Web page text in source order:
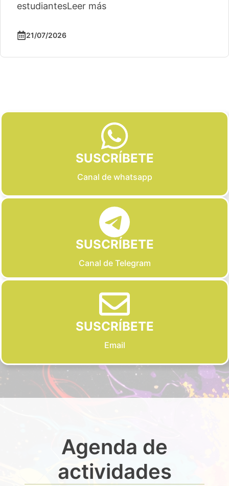
estudiantesLeer más
21/07/2026
SUSCRÍBETE
Canal de whatsapp
SUSCRÍBETE
Canal de Telegram
SUSCRÍBETE
Email
Agenda de
actividades